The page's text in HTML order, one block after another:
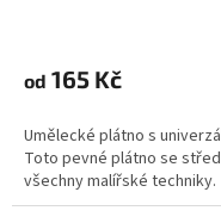
od 165 Kč
Umělecké plátno s
Toto pevné plátno se
všechny malířské techniky.